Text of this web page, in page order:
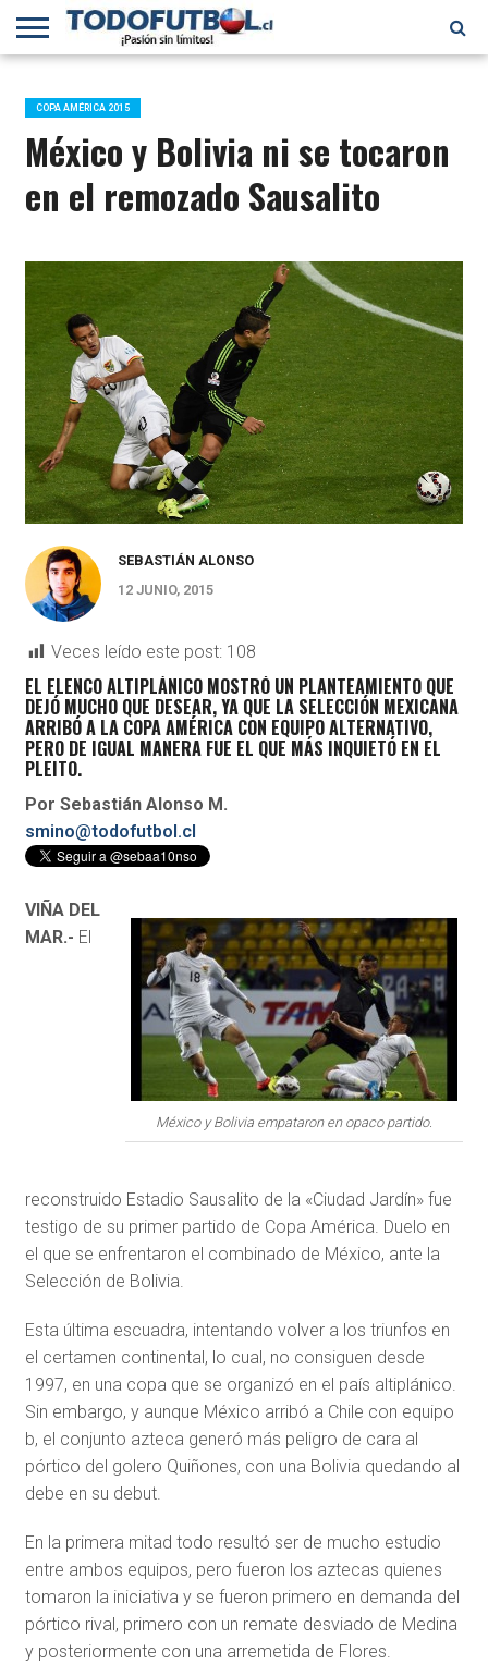
PRIMERA
B
SELECCIÓN
CHILENA
CHILENOS
EN EL
MUNDO
FÚTBOL
INTERNACIONAL
COPA AMÉRICA 2015
México y Bolivia ni se tocaron
en el remozado Sausalito
SEBASTIÁN ALONSO
12 JUNIO, 2015
Veces leído este post: 108
EL ELENCO ALTIPLÁNICO MOSTRÓ UN PLANTEAMIENTO QUE
DEJÓ MUCHO QUE DESEAR, YA QUE LA SELECCIÓN MEXICANA
ARRIBÓ A LA COPA AMÉRICA CON EQUIPO ALTERNATIVO,
PERO DE IGUAL MANERA FUE EL QUE MÁS INQUIETÓ EN EL
PLEITO.
Por Sebastián Alonso M.
smino@todofutbol.cl
México y Bolivia empataron en opaco partido.
VIÑA DEL
MAR.- El
reconstruido Estadio Sausalito de la «Ciudad Jardín» fue
testigo de su primer partido de Copa América. Duelo en
el que se enfrentaron el combinado de México, ante la
Selección de Bolivia.
Esta última escuadra, intentando volver a los triunfos en
el certamen continental, lo cual, no consiguen desde
1997, en una copa que se organizó en el país altiplánico.
Sin embargo, y aunque México arribó a Chile con equipo
b, el conjunto azteca generó más peligro de cara al
pórtico del golero Quiñones, con una Bolivia quedando al
debe en su debut.
En la primera mitad todo resultó ser de mucho estudio
entre ambos equipos, pero fueron los aztecas quienes
tomaron la iniciativa y se fueron primero en demanda del
pórtico rival, primero con un remate desviado de Medina
y posteriormente con una arremetida de Flores.